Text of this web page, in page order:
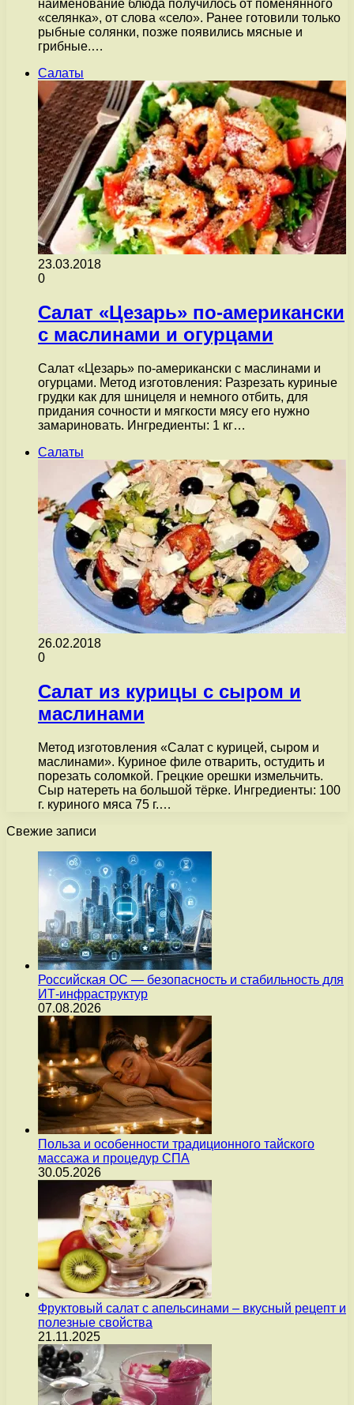
наименование блюда получилось от поменянного
«селянка», от слова «село». Ранее готовили только
рыбные солянки, позже появились мясные и
грибные.…
Салаты
23.03.2018
0
Салат «Цезарь» по-американски
с маслинами и огурцами
Салат «Цезарь» по-американски с маслинами и
огурцами. Метод изготовления: Разрезать куриные
грудки как для шницеля и немного отбить, для
придания сочности и мягкости мясу его нужно
замариновать. Ингредиенты: 1 кг…
Салаты
26.02.2018
0
Салат из курицы с сыром и
маслинами
Метод изготовления «Салат с курицей, сыром и
маслинами». Куриное филе отварить, остудить и
порезать соломкой. Грецкие орешки измельчить.
Сыр натереть на большой тёрке. Ингредиенты: 100
г. куриного мяса 75 г.…
Свежие записи
Российская ОС — безопасность и стабильность для
ИТ-инфраструктур
07.08.2026
Польза и особенности традиционного тайского
массажа и процедур СПА
30.05.2026
Фруктовый салат с апельсинами – вкусный рецепт и
полезные свойства
21.11.2025